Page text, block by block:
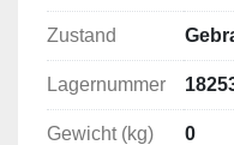
Zustand
Lagernummer
Gewicht (kg) 0